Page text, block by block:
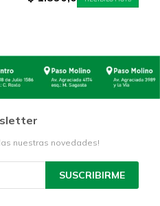
nuestras novedades!
SUSCRIBIRME